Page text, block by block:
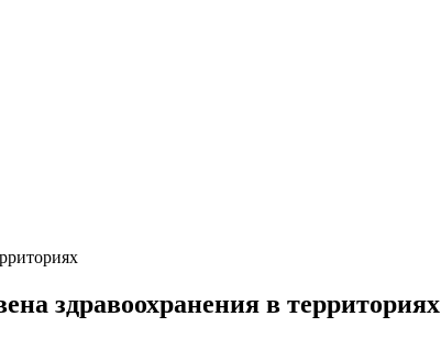
здравоохранения в территориях